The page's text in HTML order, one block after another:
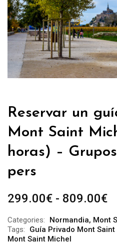
Reservar un
Mont Saint
horas) –
pers
299.00€ - 809.00€
Categories: Normandia, Mont
Tags:
Guía Privado Mont
Mont Saint Michel